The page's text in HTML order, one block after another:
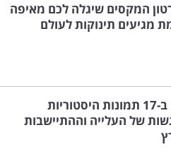
המקסים שיגלה לכם מאיפה
מגיעים תינוקות לעולם
צפו ב-17 תמונות היסטוריות
של העלייה וההתיישבות